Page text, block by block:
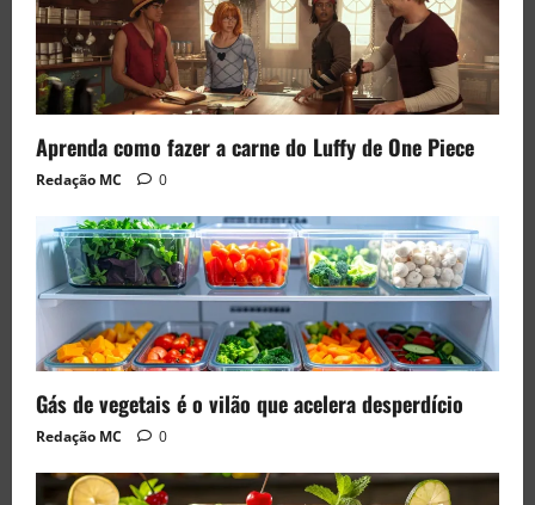
Aprenda como fazer a carne do Luffy de One Piece
Redação MC 0
Gás de vegetais é o vilão que acelera desperdício
Redação MC 0